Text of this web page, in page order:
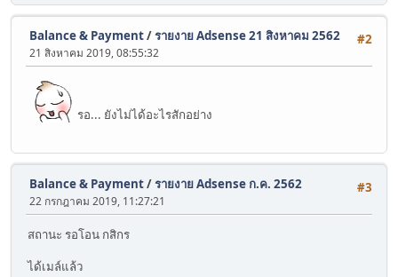
#2
Balance & Payment/รายงาย Adsense 21 สิงหาคม 2562
21 สิงหาคม 2019, 08:55:32
รอ... ยังไม่ได้อะไรสักอย่าง
#3
Balance & Payment/รายงาย Adsense ก.ค. 2562
22 กรกฎาคม 2019, 11:27:21
สถานะ รอโอน กสิกร
ได้เมล์แล้ว